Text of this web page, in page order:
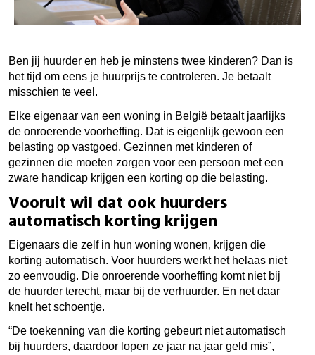
Ben jij huurder en heb je minstens twee kinderen? Dan is
het tijd om eens je huurprijs te controleren. Je betaalt
misschien te veel.
Elke eigenaar van een woning in België betaalt jaarlijks
de onroerende voorheffing. Dat is eigenlijk gewoon een
belasting op vastgoed. Gezinnen met kinderen of
gezinnen die moeten zorgen voor een persoon met een
zware handicap krijgen een korting op die belasting.
Vooruit wil dat ook huurders
automatisch korting krijgen
Eigenaars die zelf in hun woning wonen, krijgen die
korting automatisch. Voor huurders werkt het helaas niet
zo eenvoudig. Die onroerende voorheffing komt niet bij
de huurder terecht, maar bij de verhuurder. En net daar
knelt het schoentje.
“De toekenning van die korting gebeurt niet automatisch
bij huurders, daardoor lopen ze jaar na jaar geld mis”,